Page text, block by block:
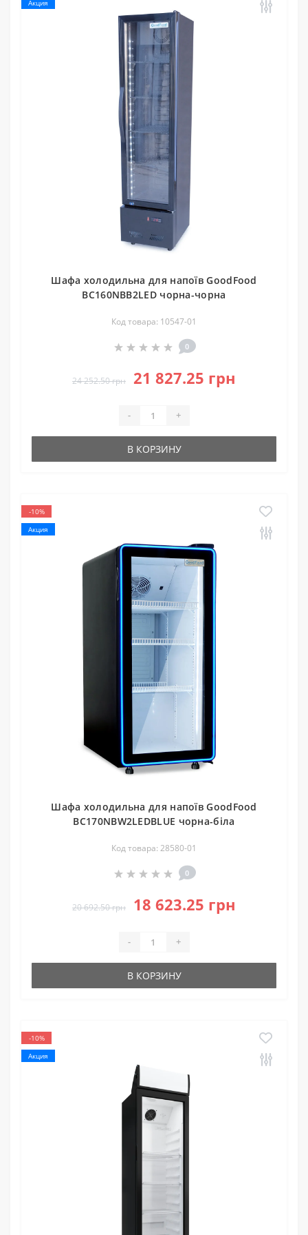
Акция
Шафа холодильна для напоїв GoodFood
BC160NBB2LED чорна-чорна
Код товара: 10547-01
0
24 252.50 грн 21 827.25 грн
- +
В КОРЗИНУ
-10%
Акция
Шафа холодильна для напоїв GoodFood
BC170NBW2LEDBLUE чорна-біла
Код товара: 28580-01
0
20 692.50 грн 18 623.25 грн
- +
В КОРЗИНУ
-10%
Акция